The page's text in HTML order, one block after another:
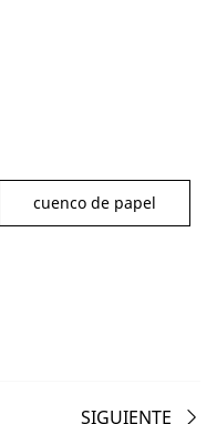
cuenco de papel
SIGUIENTE